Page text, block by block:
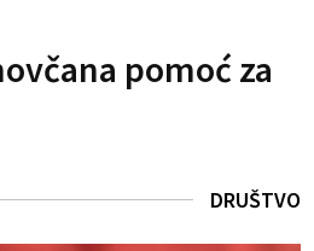
pomoć za
DRUŠTVO